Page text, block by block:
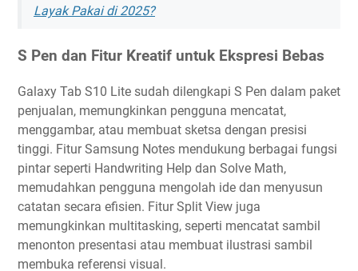
Layak Pakai di 2025?
S Pen dan Fitur Kreatif untuk Ekspresi Bebas
Galaxy Tab S10 Lite sudah dilengkapi S Pen dalam paket
penjualan, memungkinkan pengguna mencatat,
menggambar, atau membuat sketsa dengan presisi
tinggi. Fitur Samsung Notes mendukung berbagai fungsi
pintar seperti Handwriting Help dan Solve Math,
memudahkan pengguna mengolah ide dan menyusun
catatan secara efisien. Fitur Split View juga
memungkinkan multitasking, seperti mencatat sambil
menonton presentasi atau membuat ilustrasi sambil
membuka referensi visual.